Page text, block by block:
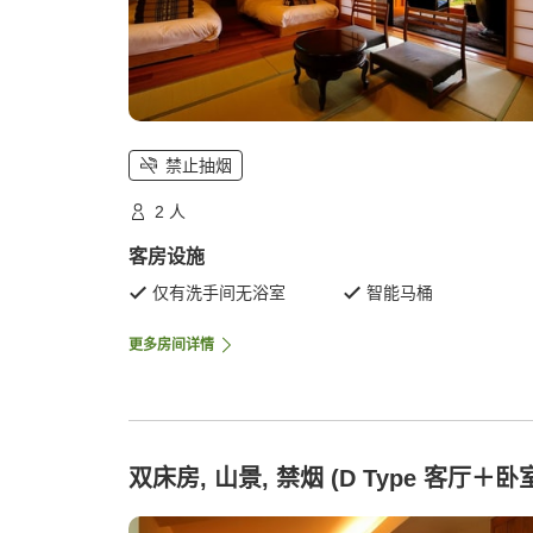
禁止抽烟
2 人
客房设施
仅有洗手间无浴室 智能马桶
更多房间详情
双床房, 山景, 禁烟 (D Type 客厅＋卧